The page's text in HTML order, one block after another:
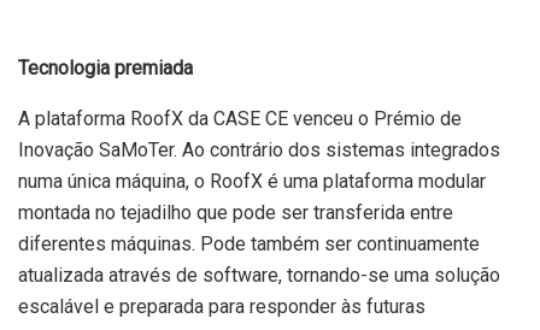
Tecnologia premiada
A plataforma RoofX da CASE CE venceu o Prémio de
Inovação SaMoTer. Ao contrário dos sistemas integrados
numa única máquina, o RoofX é uma plataforma modular
montada no tejadilho que pode ser transferida entre
diferentes máquinas. Pode também ser continuamente
atualizada através de software, tornando-se uma solução
escalável e preparada para responder às futuras